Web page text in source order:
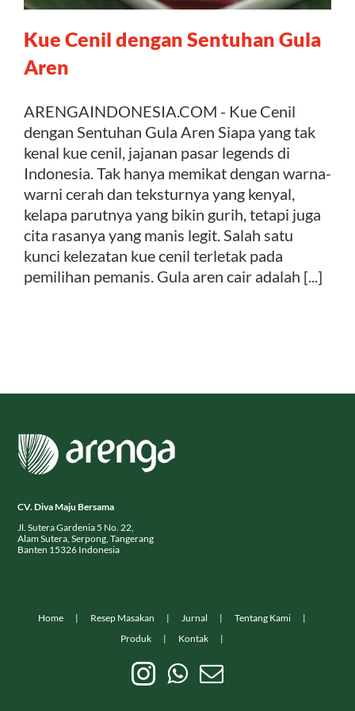
Kontak
Kue Cenil dengan Sentuhan Gula
Aren
ARENGAINDONESIA.COM - Kue Cenil
dengan Sentuhan Gula Aren Siapa yang tak
kenal kue cenil, jajanan pasar legends di
Indonesia. Tak hanya memikat dengan warna-
warni cerah dan teksturnya yang kenyal,
kelapa parutnya yang bikin gurih, tetapi juga
cita rasanya yang manis legit. Salah satu
kunci kelezatan kue cenil terletak pada
pemilihan pemanis. Gula aren cair adalah [...]
CV. Diva Maju Bersama
Jl. Sutera Gardenia 5 No. 22,
Alam Sutera, Serpong, Tangerang
Banten 15326 Indonesia
Home Resep Masakan Jurnal
Tentang Kami
Produk
Kontak